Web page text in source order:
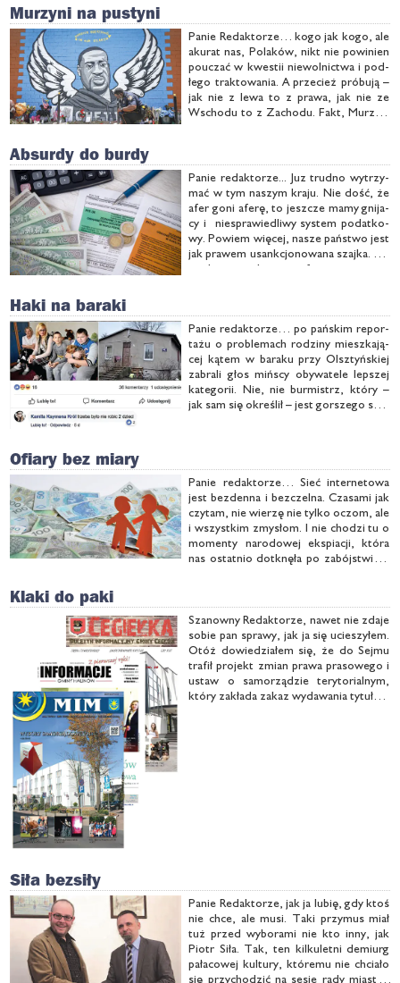
Murzyni na pustyni
Pa­nie Re­dak­to­rze… ko­go jak ko­go, ale
aku­rat nas, Po­la­ków, nikt nie po­wi­nien
po­uczać w kwe­stii nie­wol­nic­twa i pod­
łe­go trak­to­wa­nia. A prze­cież pró­bu­ją –
jak nie z le­wa to z pra­wa, jak nie ze
Wscho­du to z Za­cho­du. Fakt, Mu­rzy­ni
Absurdy do burdy
Pa­nie re­dak­to­rze... Juz trud­no wy­trzy­
mać w tym na­szym kra­ju. Nie dość, że
afer go­ni afe­rę, to jesz­cze ma­my gni­ja­
cy i nie­spra­wie­dli­wy sys­tem po­dat­ko­
wy. Po­wiem wię­cej, na­sze pań­stwo jest
jak pra­wem usank­cjo­no­wa­na szaj­ka. No
z ta­kim wy­jąt­kiem, że fi­zycz­nie nie za­
Haki na baraki
Pa­nie re­dak­to­rze… po pań­skim re­por­
ta­żu o pro­ble­mach ro­dzi­ny miesz­ka­ją­
cej ką­tem w ba­ra­ku przy Olsz­tyń­skiej
za­bra­li głos miń­scy oby­wa­te­le lep­szej
ka­te­go­rii. Nie, nie bur­mistrz, któ­ry –
jak sam się okre­ślił – jest gor­sze­go sor­
Ofiary bez miary
Pa­nie re­dak­to­rze… Sieć in­ter­ne­to­wa
jest bez­den­na i bez­czel­na. Cza­sa­mi jak
czy­tam, nie wie­rzę nie tyl­ko oczom, ale
i wszyst­kim zmy­słom. I nie cho­dzi tu o
mo­men­ty na­ro­do­wej eks­pia­cji, któ­ra
nas ostat­nio do­tknę­ła po za­bój­stwie –
Klaki do paki
Sza­now­ny Re­dak­to­rze, na­wet nie zda­je
so­bie pan spra­wy, jak ja się ucie­szy­łem.
Otóż do­wie­dzia­łem się, że do Sej­mu
tra­fił pro­jekt zmian pra­wa pra­so­we­go i
ustaw o sa­mo­rzą­dzie te­ry­to­rial­nym,
któ­ry za­kła­da za­kaz wy­da­wa­nia ty­tu­łów
Siła bezsiły
Pa­nie Re­dak­to­rze, jak ja lu­bię, gdy ktoś
nie chce, ale mu­si. Ta­ki przy­mus miał
tuż przed wy­bo­ra­mi nie kto in­ny, jak
Piotr Si­ła. Tak, ten kil­ku­let­ni de­miurg
pa­ła­co­wej kul­tu­ry, któ­re­mu nie chcia­ło
się przy­cho­dzić na se­sje ra­dy mia­sta i